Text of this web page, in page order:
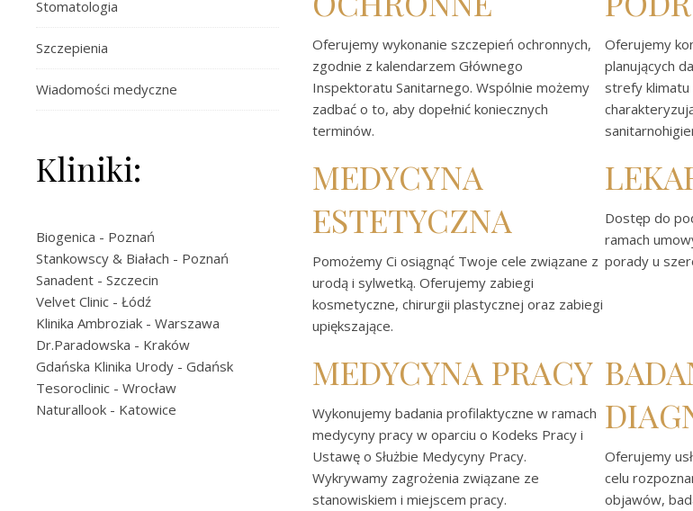
Stomatologia
Szczepienia
Wiadomości medyczne
Kliniki:
Biogenica - Poznań
Stankowscy & Białach - Poznań
Sanadent - Szczecin
Velvet Clinic - Łódź
Klinika Ambroziak - Warszawa
Dr.Paradowska - Kraków
Gdańska Klinika Urody - Gdańsk
Tesoroclinic - Wrocław
Naturallook - Katowice
Oferujemy wykonanie szczepień ochronnych,
zgodnie z kalendarzem Głównego
Inspektoratu Sanitarnego. Wspólnie możemy
zadbać o to, aby dopełnić koniecznych
terminów.
Oferujemy
planujących
strefy
MEDYCYNA
ESTETYCZNA
Pomożemy Ci osiągnąć Twoje cele związane z
urodą i sylwetką. Oferujemy zabiegi
kosmetyczne, chirurgii plastycznej oraz zabiegi
upiększające.
Dostęp do
ramach
porady u
MEDYCYNA PRACY
Wykonujemy badania profilaktyczne w ramach
medycyny pracy w oparciu o Kodeks Pracy i
Ustawę o Służbie Medycyny Pracy.
Wykrywamy zagrożenia związane ze
stanowiskiem i miejscem pracy.
Oferujemy
celu
objawów,